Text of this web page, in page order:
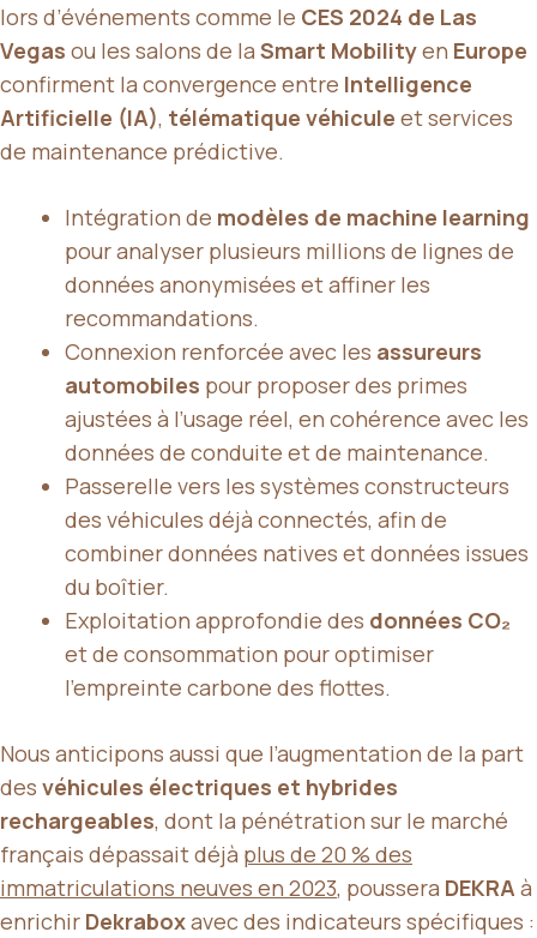
lors d’événements comme le CES 2024 de Las
Vegas ou les salons de la Smart Mobilityen Europe
confirment la convergence entre Intelligence
Artificielle (IA), télématique véhicule et services
de maintenance prédictive.
Intégration de modèles de machine learning
pour analyser plusieurs millions de lignes de
données anonymisées et affiner les
recommandations.
Connexion renforcée avec les assureurs
automobiles pour proposer des primes
ajustées à l’usage réel, en cohérence avec les
données de conduite et de maintenance.
Passerelle vers les systèmes constructeurs
des véhicules déjà connectés, afin de
combiner données natives et données issues
du boîtier.
Exploitation approfondie des données CO₂
et de consommation pour optimiser
l’empreinte carbone des flottes.
Nous anticipons aussi que l’augmentation de la part
des véhicules électriques et hybrides
rechargeables, dont la pénétration sur le marché
français dépassait déjà plus de 20 % des
immatriculations neuves en 2023, poussera DEKRA à
enrichir Dekraboxavec des indicateurs spécifiques :